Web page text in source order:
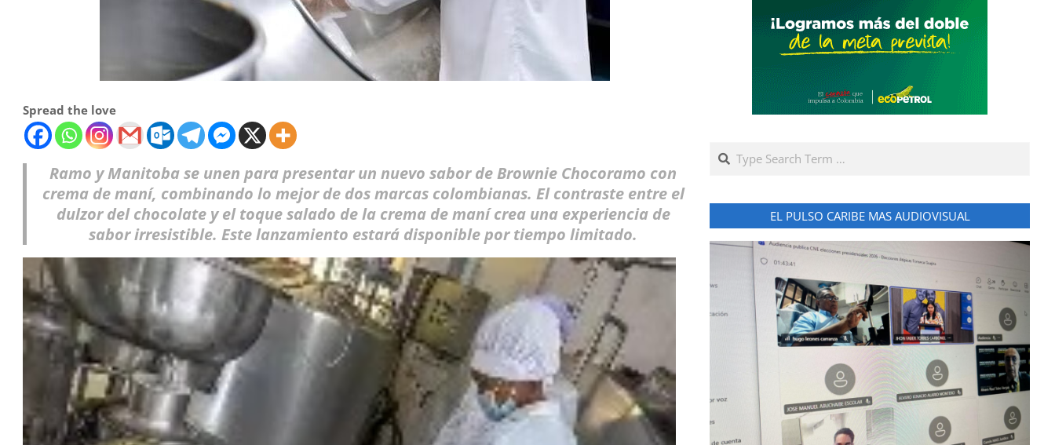
Spread the love
Ramo y Manitoba se unen para presentar un nuevo sabor de Brownie Chocoramo con
crema de maní, combinando lo mejor de dos marcas colombianas. El contraste entre el
dulzor del chocolate y el toque salado de la crema de maní crea una experiencia de
sabor irresistible. Este lanzamiento estará disponible por tiempo limitado.
Search
EL PULSO CARIBE MAS AUDIOVISUAL